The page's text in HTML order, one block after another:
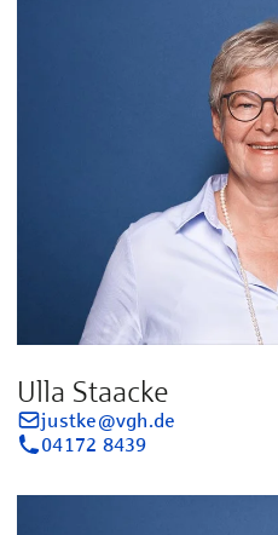
Ulla Staacke
justke@vgh.de
04172 8439